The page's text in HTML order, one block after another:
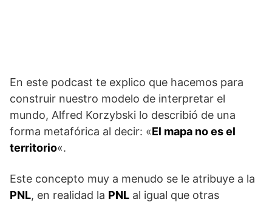
En este podcast te explico que hacemos para
construir nuestro modelo de interpretar el
mundo, Alfred Korzybski lo describió de una
forma metafórica al decir: «El mapa no es el
territorio«.
Este concepto muy a menudo se le atribuye a la
PNL, en realidad la PNL al igual que otras